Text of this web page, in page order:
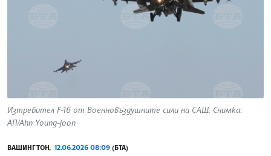
Изтребител F-16 от Военновъздушните сили на САЩ. Снимка:
АП/Ahn Young-joon
ВАШИНГТОН, 12.06.2026 08:09 (БТА)